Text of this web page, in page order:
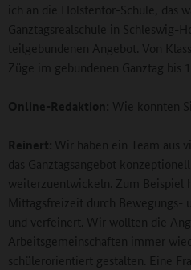
ich an die Holstentor-Schule, das
Ganztagsrealschule in Schleswig-
teilgebundenen Angebot. Von
Züge im gebundenen Ganztag bis
Online-Redaktion: Wie konnten
Reinert: Wir haben ein Team aus
das Ganztagsangebot
weiterzuentwickeln. Zum Beispiel
Mittagsfreizeit durch Bewegungs-
und verfeinert. Wir wollten die
Arbeitsgemeinschaften immer
schülerorientiert gestalten. Eine